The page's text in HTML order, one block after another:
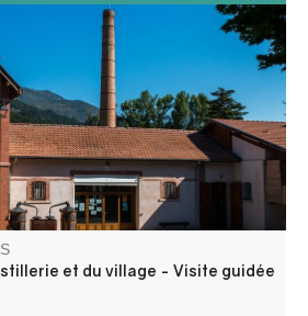
industrial heritage, cultural mediation
et du village - Visite guidée